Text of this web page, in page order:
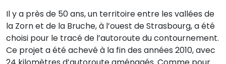
Il y a près de 50 ans, un territoire entre les vallées de
la Zorn et de la Bruche, à l’ouest de Strasbourg, a été
choisi pour le tracé de l’autoroute du contournement.
Ce projet a été achevé à la fin des années 2010, avec